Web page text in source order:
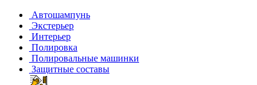
Автошампунь
Экстерьер
Интерьер
Полировка
Полировальные машинки
Защитные составы